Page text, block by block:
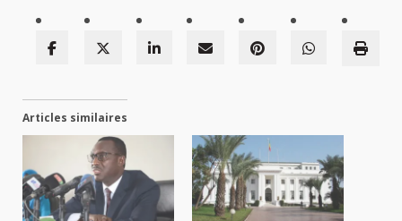
Articles similaires